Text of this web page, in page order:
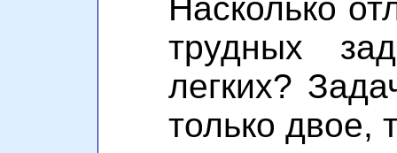
Насколько
трудных
легких?
только двое,